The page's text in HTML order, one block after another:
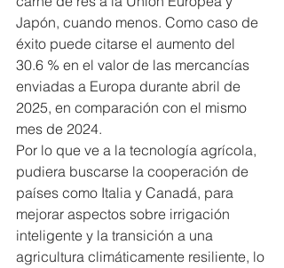
Japón, cuando menos. Como caso de
éxito puede citarse el aumento del
30.6 % en el valor de las mercancías
enviadas a Europa durante abril de
2025, en comparación con el mismo
mes de 2024.
Por lo que ve a la tecnología agrícola,
pudiera buscarse la cooperación de
países como Italia y Canadá, para
mejorar aspectos sobre irrigación
inteligente y la transición a una
agricultura climáticamente resiliente, lo